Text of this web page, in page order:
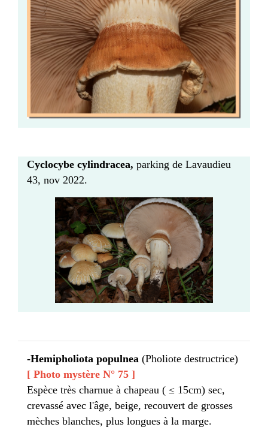
Cyclocybe cylindracea, parking de Lavaudieu
43, nov 2022.
-Hemipholiota populnea (Pholiote destructrice)
[ Photo mystère N° 75 ]
Espèce très charnue à chapeau ( ≤ 15cm) sec,
crevassé avec l'âge, beige, recouvert de grosses
mèches blanches, plus longues à la marge.